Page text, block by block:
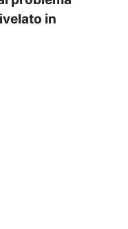
in